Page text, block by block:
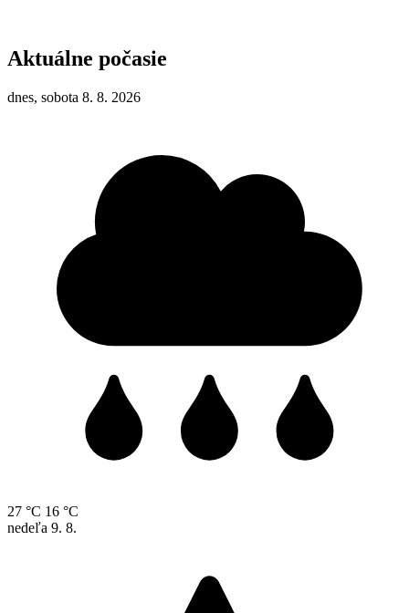
Aktuálne počasie
dnes, sobota 8. 8. 2026
27 °C 16 °C
nedeľa 9. 8.